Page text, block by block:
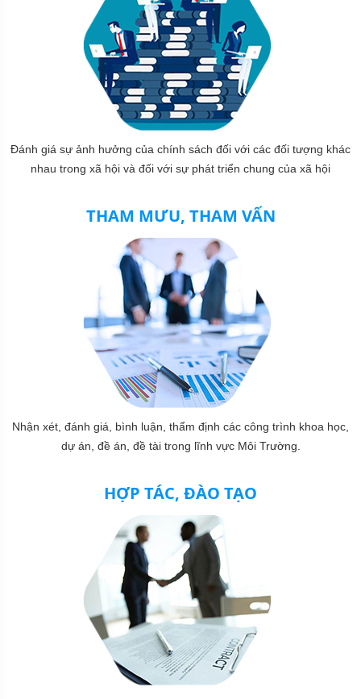
Đánh giá sự ảnh hưởng của chính sách đối với các đối tượng khác
nhau trong xã hội và đối với sự phát triển chung của xã hội
THAM MƯU, THAM VẤN
Nhận xét, đánh giá, bình luận, thẩm định các công trình khoa học,
dự án, đề án, đề tài trong lĩnh vực Môi Trường.
HỢP TÁC, ĐÀO TẠO